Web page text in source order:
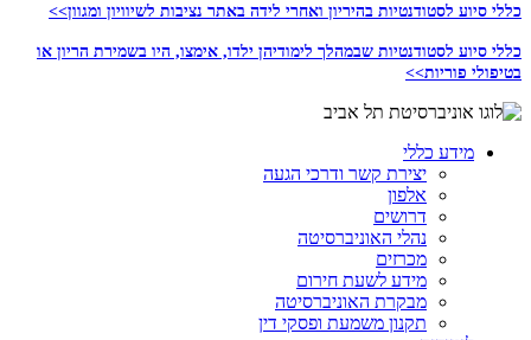
כללי סיוע לסטודנטיות בהיריון ואחרי לידה באתר נציבות לשיוויון ומגוון>>
כללי סיוע לסטודנטיות שבמהלך לימודיהן ילדו, אימצו, היו בשמירת הריון או
בטיפולי פוריות>>
מידע כללי
יצירת קשר ודרכי הגעה
אלפון
דרושים
נהלי האוניברסיטה
מכרזים
מידע לשעת חירום
מבקרת האוניברסיטה
תקנון משמעת ופסקי דין